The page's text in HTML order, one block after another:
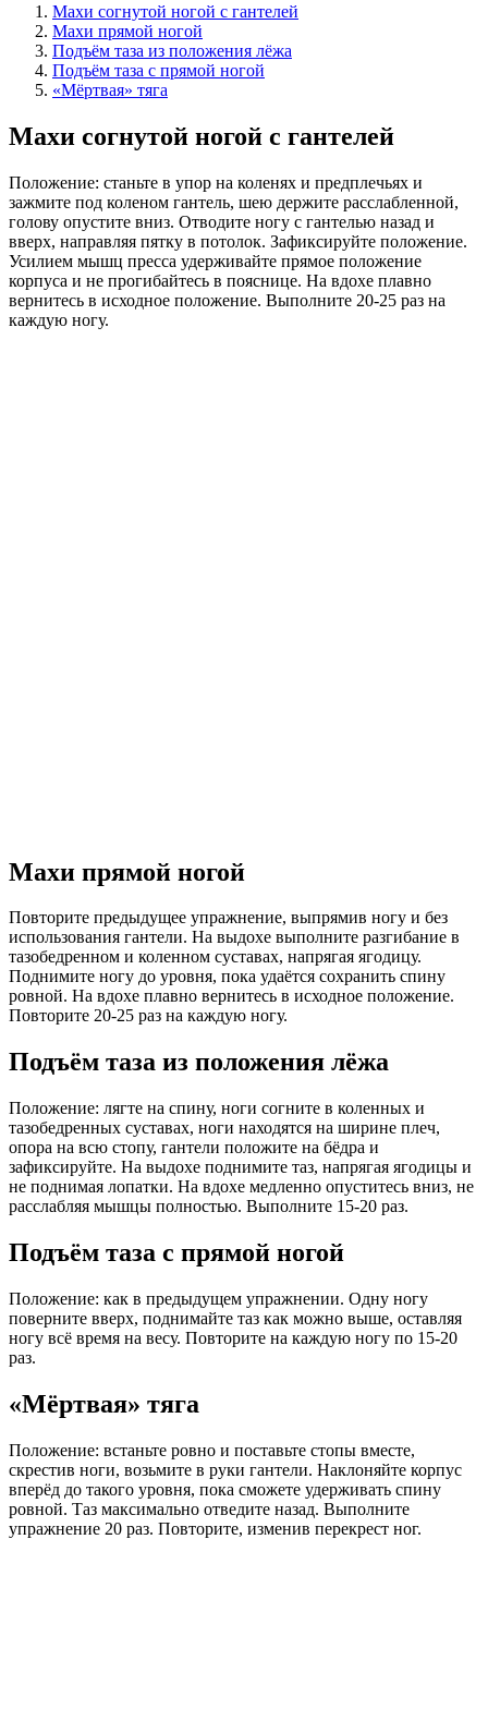
Махи согнутой ногой с гантелей
Махи прямой ногой
Подъём таза из положения лёжа
Подъём таза с прямой ногой
«Мёртвая» тяга
Махи согнутой ногой с гантелей
Положение: станьте в упор на коленях и предплечьях и
зажмите под коленом гантель, шею держите расслабленной,
голову опустите вниз. Отводите ногу с гантелью назад и
вверх, направляя пятку в потолок. Зафиксируйте положение.
Усилием мышц пресса удерживайте прямое положение
корпуса и не прогибайтесь в пояснице. На вдохе плавно
вернитесь в исходное положение. Выполните 20-25 раз на
каждую ногу.
Махи прямой ногой
Повторите предыдущее упражнение, выпрямив ногу и без
использования гантели. На выдохе выполните разгибание в
тазобедренном и коленном суставах, напрягая ягодицу.
Поднимите ногу до уровня, пока удаётся сохранить спину
ровной. На вдохе плавно вернитесь в исходное положение.
Повторите 20-25 раз на каждую ногу.
Подъём таза из положения лёжа
Положение: лягте на спину, ноги согните в коленных и
тазобедренных суставах, ноги находятся на ширине плеч,
опора на всю стопу, гантели положите на бёдра и
зафиксируйте. На выдохе поднимите таз, напрягая ягодицы и
не поднимая лопатки. На вдохе медленно опуститесь вниз, не
расслабляя мышцы полностью. Выполните 15-20 раз.
Подъём таза с прямой ногой
Положение: как в предыдущем упражнении. Одну ногу
поверните вверх, поднимайте таз как можно выше, оставляя
ногу всё время на весу. Повторите на каждую ногу по 15-20
раз.
«Мёртвая» тяга
Положение: встаньте ровно и поставьте стопы вместе,
скрестив ноги, возьмите в руки гантели. Наклоняйте корпус
вперёд до такого уровня, пока сможете удерживать спину
ровной. Таз максимально отведите назад. Выполните
упражнение 20 раз. Повторите, изменив перекрест ног.